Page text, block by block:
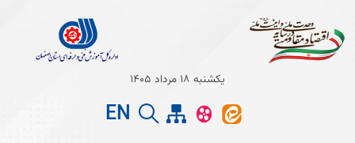
Open
یکشنبه 18 مرداد 1405
EN